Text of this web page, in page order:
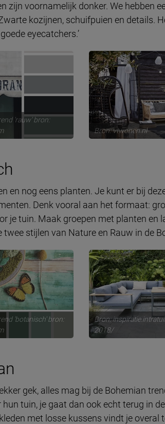
zijn voornamelijk donker. We hebben
kozijnen, schuifpuien en details.
eyecatchers.’
'rauw' bron:
Bron: vtwonen.nl
en nog eens planten. Je kunt er bij
Denk vooral aan het formaat:
je tuin. Maak groepen met planten en
twee stijlen van Nature en Rauw in de
'botanisch' bron:
Bron:
2018/
gek, alles mag bij de Bohemian
tuin, je gaat dan ook echt terug in
met losse kussens vindt je